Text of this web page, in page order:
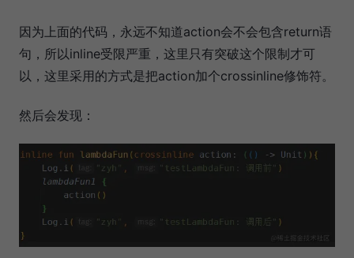
因为上面的代码，永远不知道action会不会包含return语
句，所以inline受限严重，这里只有突破这个限制才可
以，这里采用的方式是把action加个crossinline修饰符。
然后会发现：